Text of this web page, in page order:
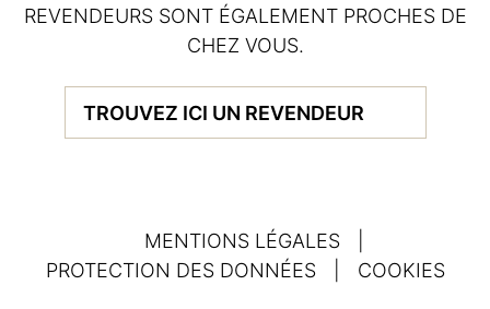
REVENDEURS SONT ÉGALEMENT PROCHES DE
CHEZ VOUS.
TROUVEZ ICI UN REVENDEUR
MENTIONS LÉGALES
PROTECTION DES DONNÉES
COOKIES